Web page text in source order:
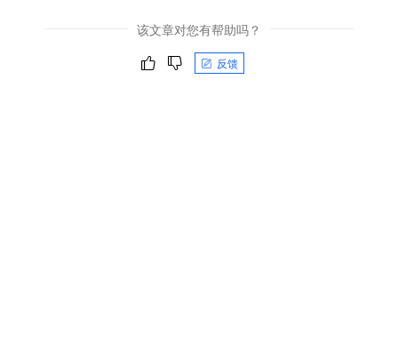
该文章对您有帮助吗？
反馈